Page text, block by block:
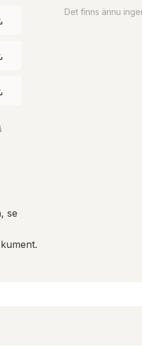
se
Det finns ännu